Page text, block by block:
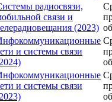
радиосвязи,
связи и
(2023)
и системы связи
и системы связи